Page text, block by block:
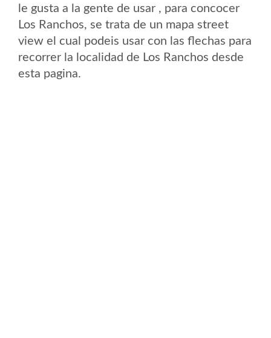
le gusta a la gente de usar , para concocer
Los Ranchos, se trata de un mapa street
view el cual podeis usar con las flechas para
recorrer la localidad de Los Ranchos desde
esta pagina.